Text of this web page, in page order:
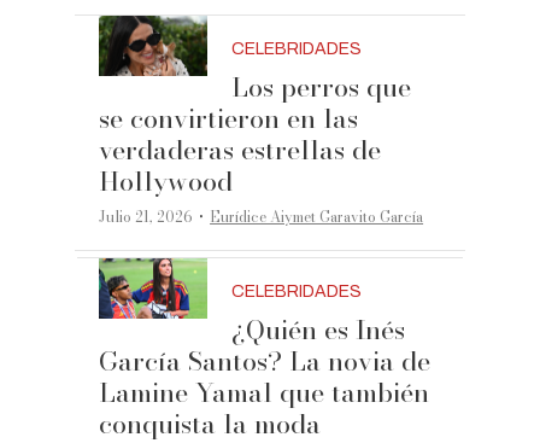
CELEBRIDADES
Los perros que
se convirtieron en las
verdaderas estrellas de
Hollywood
Julio 21, 2026 ·Eurídice Aiymet Garavito García
CELEBRIDADES
¿Quién es Inés
García Santos? La novia de
Lamine Yamal que también
conquista la moda